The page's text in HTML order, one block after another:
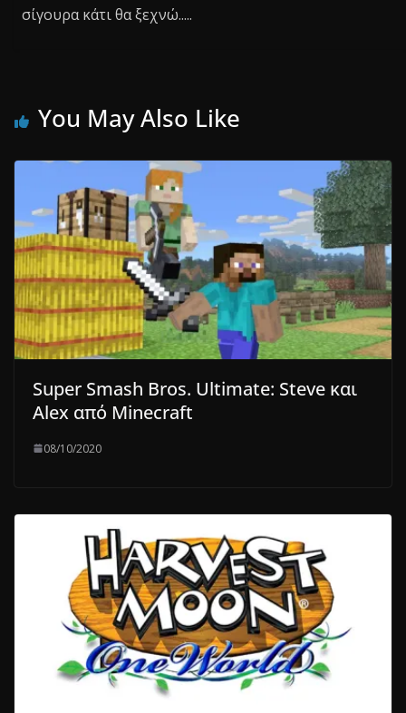
σίγουρα κάτι θα ξεχνώ.....
You May Also Like
Super Smash Bros. Ultimate: Steve και
Alex από Minecraft
08/10/2020